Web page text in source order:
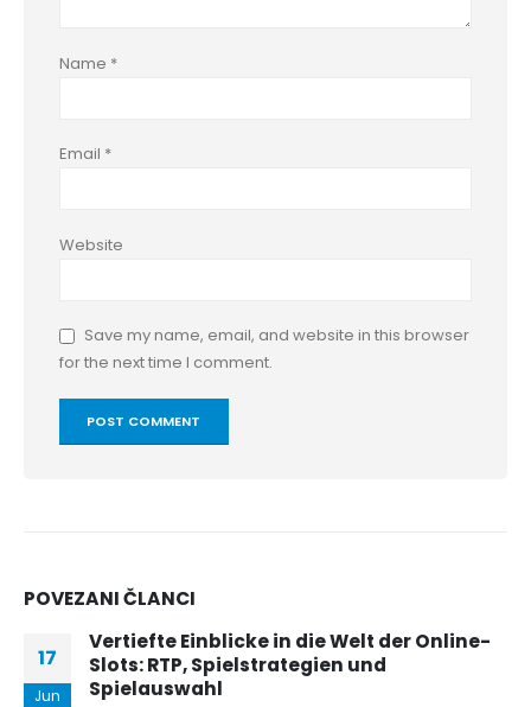
Name *
Email *
Website
Save my name, email, and website in this browser
for the next time I comment.
POVEZANIČLANCI
17
Jun
Vertiefte Einblicke in die Welt der Online-
Slots: RTP, Spielstrategien und
Spielauswahl